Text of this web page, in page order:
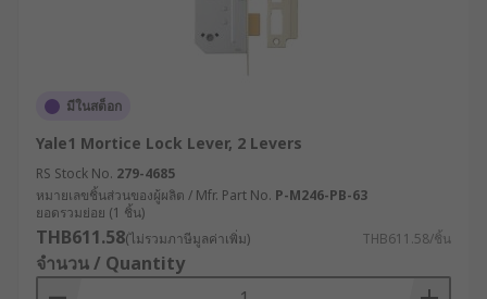
มีในสต็อก
Yale1 Mortice Lock Lever, 2 Levers
RS Stock No. 279-4685
หมายเลขชิ้นส่วนของผู้ผลิต / Mfr. Part No. P-M246-PB-63
ยอดรวมย่อย (1 ชิ้น)
THB611.58(ไม่รวมภาษีมูลค่าเพิ่ม) THB611.58/ชิ้น
จำนวน / Quantity